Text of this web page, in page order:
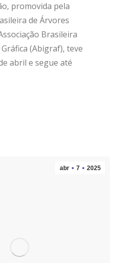
promovida pela
de Árvores
Brasileira
(Abigraf), teve
abril e segue até
abr 7 2025